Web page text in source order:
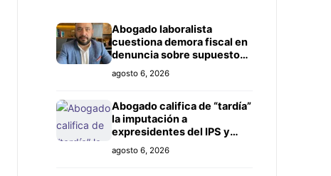
Abogado laboralista
cuestiona demora fiscal en
denuncia sobre supuesto
título falso
agosto 6, 2026
Abogado califica de “tardía”
la imputación a
expresidentes del IPS y
exige investigación más
amplia
agosto 6, 2026